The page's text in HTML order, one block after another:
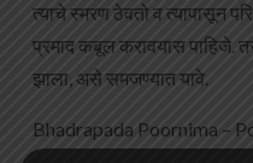
त्याचे स्मरण ठेवतो व त्यापासून
प्रमाद कबूल करावयास पाहिजे.
झाला, असे समजण्यात यावे.
Bhadrapada Poornima –